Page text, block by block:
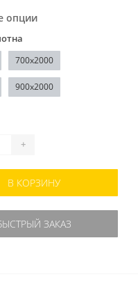
опции
700x2000
900x2000
+
В КОРЗИНУ
ЗАКАЗ